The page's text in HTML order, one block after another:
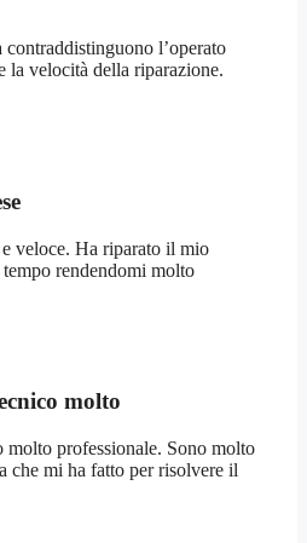
l’operato
la velocità della riparazione.
veloce. Ha riparato il mio
rendendomi molto
molto
molto professionale. Sono molto
che mi ha fatto per risolvere il